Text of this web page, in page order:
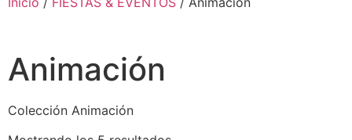
Animación
Colección Animación